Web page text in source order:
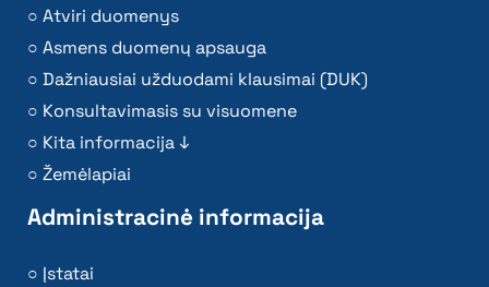
Atviri duomenys
Asmens duomenų apsauga
Dažniausiai užduodami klausimai (DUK)
Konsultavimasis su visuomene
Kita informacija ↓
Žemėlapiai
Administracinė informacija
Įstatai